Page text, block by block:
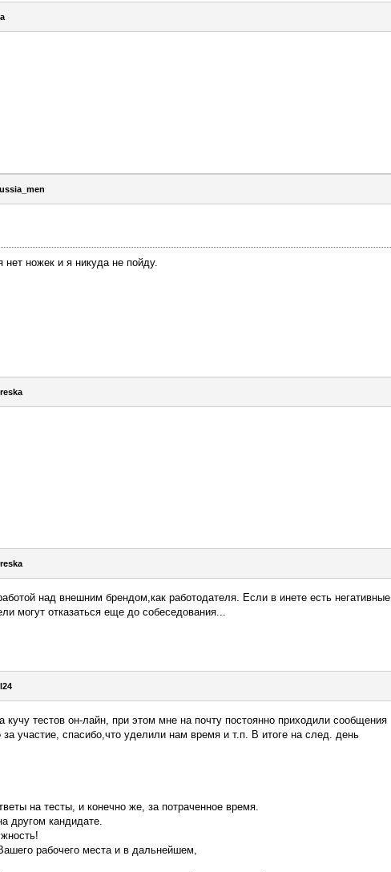
ножек и я никуда не пойду.
над внешним брендом,как работодателя. Если в инете есть негативные
могут отказаться еще до собеседования...
тестов он-лайн, при этом мне на почту постоянно приходили сообщения
участие, спасибо,что уделили нам время и т.п. В итоге на след. день
на тесты, и конечно же, за потраченное время.
другом кандидате.
рабочего места и в дальнейшем,